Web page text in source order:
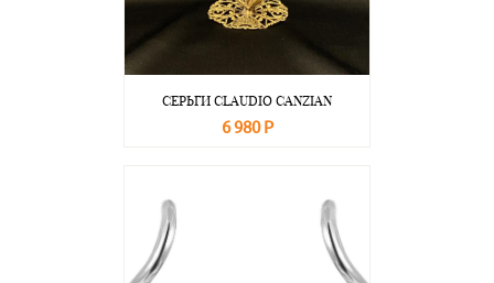
СЕРЬГИ CLAUDIO CANZIAN
6 980 Р